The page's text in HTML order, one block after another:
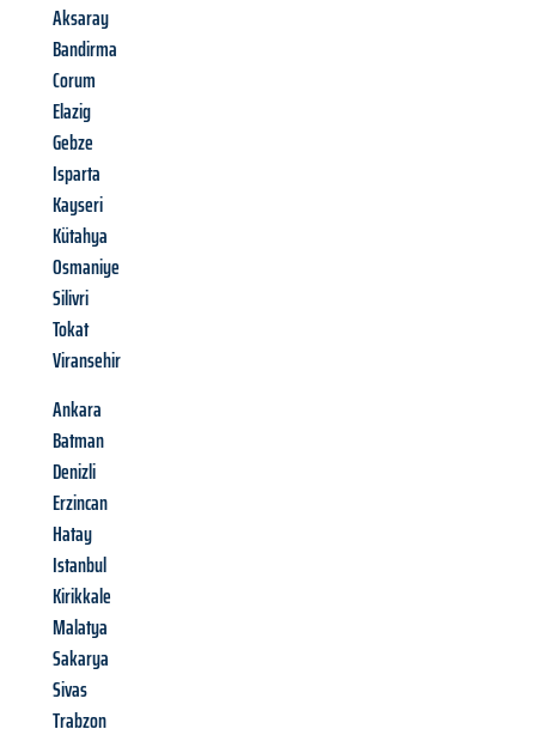
Aksaray
Bandirma
Corum
Elazig
Gebze
Isparta
Kayseri
Kütahya
Osmaniye
Silivri
Tokat
Viransehir
Ankara
Batman
Denizli
Erzincan
Hatay
Istanbul
Kirikkale
Malatya
Sakarya
Sivas
Trabzon